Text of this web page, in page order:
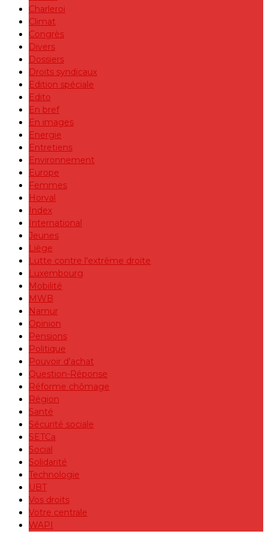
Charleroi
Climat
Congrès
Divers
Dossiers
Droits syndicaux
Edition spéciale
Edito
En bref
En images
Energie
Entretiens
Environnement
Europe
Femmes
Horval
Index
International
Jeunes
Liège
Lutte contre l'extrême droite
Luxembourg
Mobilité
MWB
Namur
Opinion
Pensions
Politique
Pouvoir d'achat
Question-Réponse
Réforme chômage
Région
Santé
Sécurité sociale
SETCa
Social
Solidarité
Technologie
UBT
Vos droits
Votre centrale
WAPI